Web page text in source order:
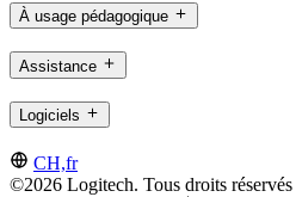
À usage pédagogique
Assistance
Logiciels
CH,fr
©2026 Logitech. Tous droits réservés